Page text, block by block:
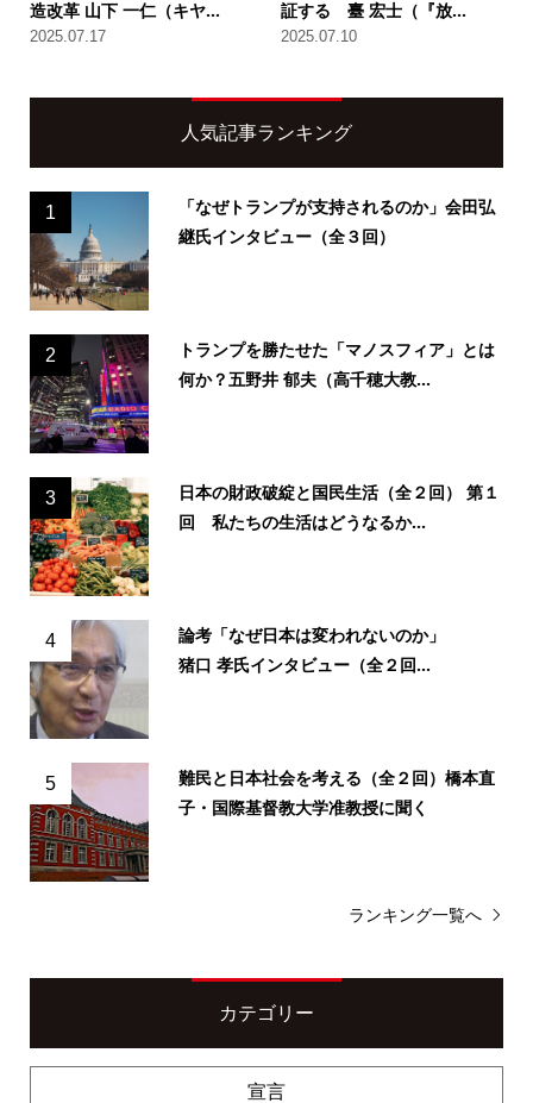
造改革 山下 一仁（キヤ...
2025.07.17
証する 臺 宏士（『放...
2025.07.10
人気記事ランキング
1
「なぜトランプが支持されるのか」会田弘
継氏インタビュー（全３回）
2
トランプを勝たせた「マノスフィア」とは
何か？五野井 郁夫（高千穂大教...
3
日本の財政破綻と国民生活（全２回） 第１
回 私たちの生活はどうなるか...
4
論考「なぜ日本は変われないのか」
猪口 孝氏インタビュー（全２回...
5
難民と日本社会を考える（全２回）橋本直
子・国際基督教大学准教授に聞く
ランキング一覧へ
カテゴリー
宣言